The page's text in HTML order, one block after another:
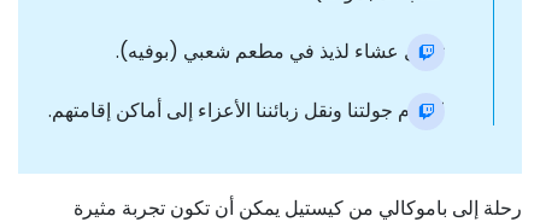
تناول عشاء لذيذ في مطعم شعبي (بوفيه).
اختتام جولتنا ونقل زبائننا الأعزاء إلى أماكن إقامتهم.
رحلة إلى باموكالي من كيستيل يمكن أن تكون تجربة مثيرة